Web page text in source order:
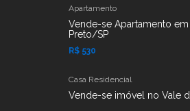
Apartamento
Vende-se Apartamento
Preto/SP
R$ 530
Casa Residencial
Vende-se imóvel no Vale